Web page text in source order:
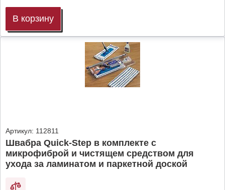
В корзину
Артикул: 112811
Швабра Quick-Step в комплекте с
микрофиброй и чистящем средством для
ухода за ламинатом и паркетной доской